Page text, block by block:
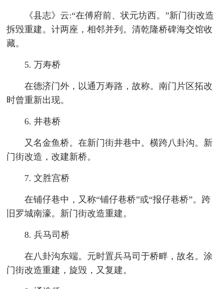
《县志》云:“在傅府前、状元坊西。”新门街改造
拆毁重建。计两座，相邻并列。清乾隆桥碑海交馆收
藏。
5. 万寿桥
在德济门外，以通万寿路，故称。南门片区拓改
时曾重新出现。
6. 井巷桥
又名金鱼桥。在新门街井巷中。横跨八卦沟。新
门街改造，改建新桥。
7. 文胜宫桥
在铺仔巷中，又称“铺仔巷桥”或“报仔巷桥”。跨
旧罗城南濠。新门街改造重建。
8. 兵马司桥
在八卦沟东端。元时置兵马司于桥畔，故名。涂
门街改造重建，旋毁，又复建。